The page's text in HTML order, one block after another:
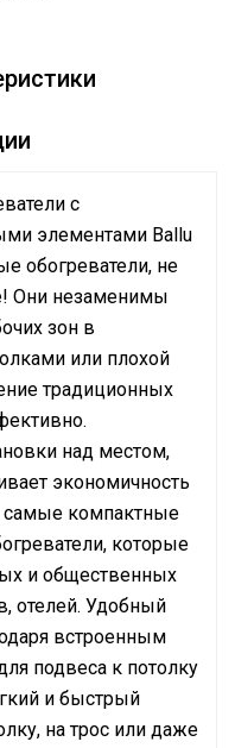
с
элементами Ballu
обогреватели, не
Они незаменимы
зон в
или плохой
традиционных
над местом,
экономичность
самые компактные
которые
и общественных
отелей. Удобный
встроенным
подвеса к потолку
и быстрый
на трос или даже